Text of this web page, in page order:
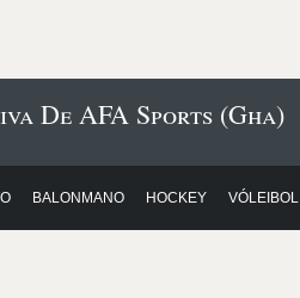
De AFA Sports (Gha)
BALONMANO HOCKEY VÓLEIBOL